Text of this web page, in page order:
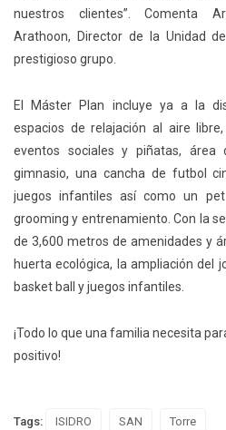
nuestros clientes”. Comenta
Arathoon, Director de la Unidad
prestigioso grupo.
El Máster Plan incluye ya a la
espacios de relajación al aire
eventos sociales y piñatas, área
gimnasio, una cancha de futbol
juegos infantiles así como un
grooming y entrenamiento. Con la
de 3,600 metros de amenidades y
huerta ecológica, la ampliación del
basket ball y juegos infantiles.
¡Todo lo que una familia necesita
positivo!
Tags: ISIDRO SAN Torre